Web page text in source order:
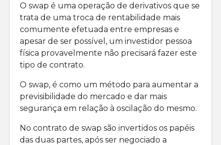
O swap é uma operação de derivativos que se
trata de uma troca de rentabilidade mais
comumente efetuada entre empresas e
apesar de ser possível, um investidor pessoa
física provavelmente não precisará fazer este
tipo de contrato.
O swap, é como um método para aumentar a
previsibilidade do mercado e dar mais
segurança em relação à oscilação do mesmo.
No contrato de swap são invertidos os papéis
das duas partes, após ser negociado a